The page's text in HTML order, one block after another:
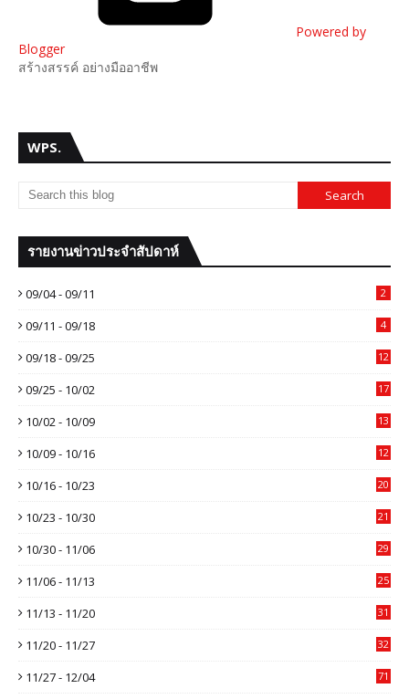
Powered by
Blogger
สร้างสรรค์ อย่างมืออาชีพ
WPS.
รายงานข่าวประจำสัปดาห์
09/04 - 09/11 2
09/11 - 09/18 4
09/18 - 09/25 12
09/25 - 10/02 17
10/02 - 10/09 13
10/09 - 10/16 12
10/16 - 10/23 20
10/23 - 10/30 21
10/30 - 11/06 29
11/06 - 11/13 25
11/13 - 11/20 31
11/20 - 11/27 32
11/27 - 12/04 71